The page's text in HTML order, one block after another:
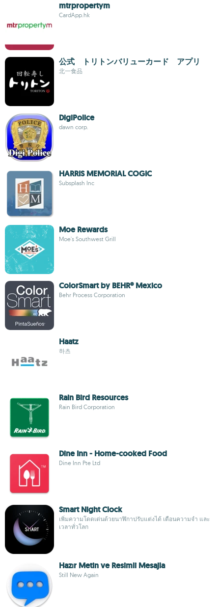
mtrpropertym
CardApp.hk
公式 トリトンバリューカード アプリ
北一食品
DigiPolice
dawn corp.
HARRIS MEMORIAL COGIC
Subsplash Inc
Moe Rewards
Moe's Southwest Grill
ColorSmart by BEHR® Mexico
Behr Process Corporation
Haatz
하츠
Rain Bird Resources
Rain Bird Corporation
Dine Inn - Home-cooked Food
Dine Inn Pte Ltd
Smart Night Clock
เพิ่มความโดดเด่นด้วยนาฬิกาปรับแต่งได้ เตือนความจำ และ
เวลาทั่วโลก
Hazır Metin ve Resimli Mesajla
Still New Again